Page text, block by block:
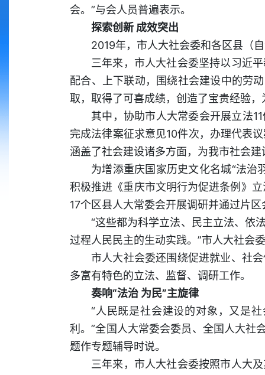
会。”与会人员普遍表示。
探索创新 成效突出
2019年，市人大社会委和各区县（
三年来，市人大社会委坚持以习近
配合、上下联动，围绕社会建设中的劳
取，取得了可喜成绩，创造了宝贵经验
其中，协助市人大常委会开展立法
完成法律案征求意见10件次，办理代表
涵盖了社会建设诸多方面，为我市社会
为增添重庆国家历史文化名城“法治
积极推进《重庆市文明行为促进条例》
17个区县人大常委会开展调研并通过片
“这些都为科学立法、民主立法、依
过程人民民主的生动实践。”市人大社会
市人大社会委还围绕促进就业、社
多富有特色的立法、监督、调研工作。
奏响“法治 为民”主旋律
“人民既是社会建设的对象，又是
利。”全国人大常委会委员、全国人大社
题作专题辅导时说。
三年来，市人大社会委按照市人大